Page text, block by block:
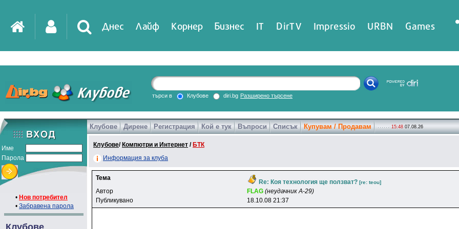
Днес Лайф Корнер Бизнес IT DirTV Impressio URBN Games
търси в Клубове diri.bg Разширено търсене
Име
Парола
• Нов потребител
• Забравена парола
Клубове
Клубове Дирене Регистрация Кой е тук Въпроси Списък Купувам / Продавам 15:48 07.08.26
Клубове/ Компютри и Интернет / БТК
Информация за клуба
Тема
Re: Коя технология ще ползват? [re: teou]
Автор FLAG (неудачник А-29)
Публикувано
18.10.08 21:37